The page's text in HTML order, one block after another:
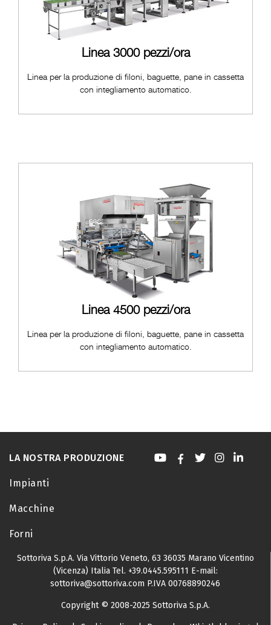
Linea 3000 pezzi/ora
Linea per la produzione di filoni, baguette, pane in cassetta
con integliamento automatico.
Linea 4500 pezzi/ora
Linea per la produzione di filoni, baguette, pane in cassetta
con integliamento automatico.
LA NOSTRA PRODUZIONE
Impianti
Macchine
Forni
Sottoriva S.p.A. Via Vittorio Veneto, 63 36035 Marano Vicentino
(Vicenza) ItaliaTel. +39.0445.595111 E-mail:
sottoriva@sottoriva.com P.IVA 00768890246
Copyright © 2008-2025 Sottoriva S.p.A.